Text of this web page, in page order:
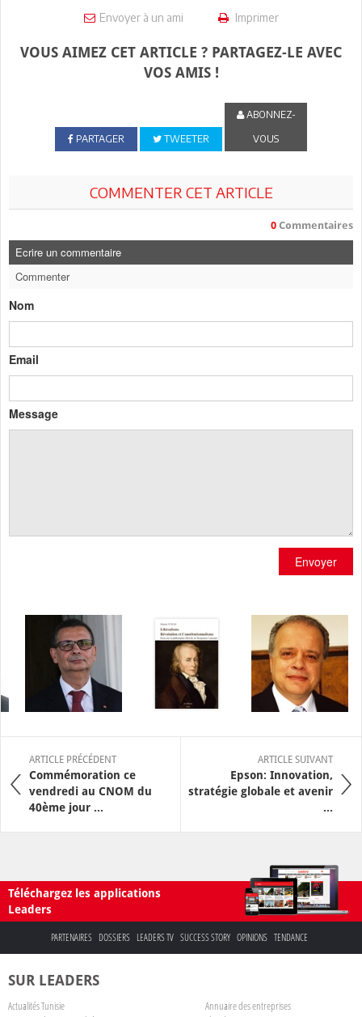
Envoyer à un ami Imprimer
VOUS AIMEZ CET ARTICLE ? PARTAGEZ-LE AVEC
VOS AMIS !
PARTAGER TWEETER
ABONNEZ-
VOUS
COMMENTER CET ARTICLE
0 Commentaires
Ecrire un commentaire
Commenter
Nom
Email
Message
Envoyer
ARTICLE PRÉCÉDENT
Commémoration ce
vendredi au CNOM du
40ème jour ...
ARTICLE SUIVANT
Epson: Innovation,
stratégie globale et avenir
...
Téléchargez les applications
Leaders
PARTENAIRES DOSSIERS LEADERS TV SUCCESS STORY OPINIONS TENDANCE
SUR LEADERS
Actualités Tunisie
Annuaire des entreprises